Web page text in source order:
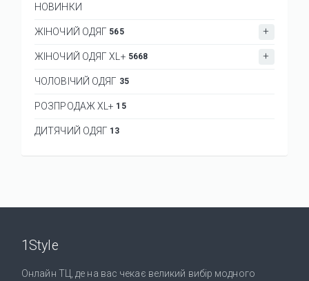
НОВИНКИ
ЖІНОЧИЙ ОДЯГ 565
ЖІНОЧИЙ ОДЯГ XL+ 5668
ЧОЛОВІЧИЙ ОДЯГ 35
РОЗПРОДАЖ XL+ 15
ДИТЯЧИЙ ОДЯГ 13
1Style
Онлайн ТЦ, де на вас чекає великий вибір модного